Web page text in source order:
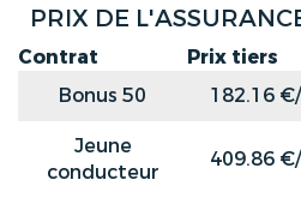
PRIX DE
Contrat Prix tiers
Bonus 50
182.16
Jeune
conducteur
409.86